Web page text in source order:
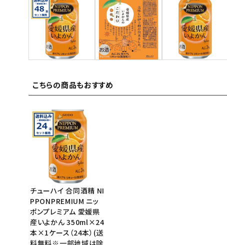
ペット用品
SHOP GUIDE
ご利用ガイド
特定商取引法表示について
プライバシーポリシー
利用規約
こちらの商品もおすすめ
チューハイ 合同酒精 NI
PPONPREMIUM ニッ
ポンプレミアム 愛媛県
産いよかん 350ml×24
本×1ケース（24本）(送